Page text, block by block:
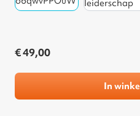
€ 49,00
In